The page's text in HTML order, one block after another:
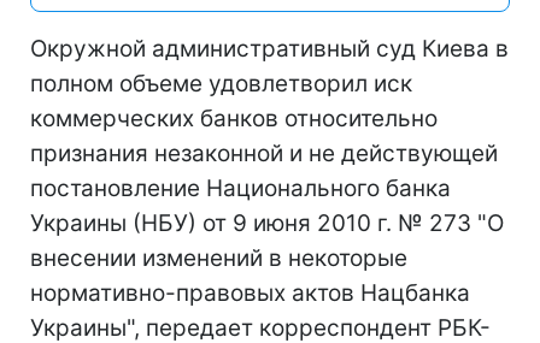
Окружной административный суд Киева в
полном объеме удовлетворил иск
коммерческих банков относительно
признания незаконной и не действующей
постановление Национального банка
Украины (НБУ) от 9 июня 2010 г. № 273 "О
внесении изменений в некоторые
нормативно-правовых актов Нацбанка
Украины", передает корреспондент РБК-